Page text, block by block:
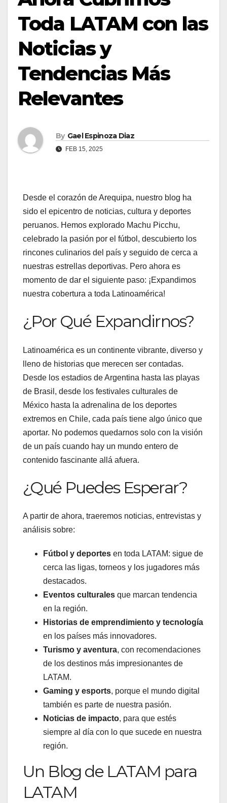
Toda LATAM con las
Noticias y
Tendencias Más
Relevantes
By Gael Espinoza Diaz
FEB 15, 2025
Desde el corazón de Arequipa, nuestro blog ha
sido el epicentro de noticias, cultura y deportes
peruanos. Hemos explorado Machu Picchu,
celebrado la pasión por el fútbol, descubierto los
rincones culinarios del país y seguido de cerca a
nuestras estrellas deportivas. Pero ahora es
momento de dar el siguiente paso: ¡Expandimos
nuestra cobertura a toda Latinoamérica!
¿Por Qué Expandirnos?
Latinoamérica es un continente vibrante, diverso y
lleno de historias que merecen ser contadas.
Desde los estadios de Argentina hasta las playas
de Brasil, desde los festivales culturales de
México hasta la adrenalina de los deportes
extremos en Chile, cada país tiene algo único que
aportar. No podemos quedarnos solo con la visión
de un país cuando hay un mundo entero de
contenido fascinante allá afuera.
¿Qué Puedes Esperar?
A partir de ahora, traeremos noticias, entrevistas y
análisis sobre:
Fútbol y deportes en toda LATAM: sigue de
cerca las ligas, torneos y los jugadores más
destacados.
Eventos culturales que marcan tendencia
en la región.
Historias de emprendimiento y tecnología
en los países más innovadores.
Turismo y aventura, con recomendaciones
de los destinos más impresionantes de
LATAM.
Gaming y esports, porque el mundo digital
también es parte de nuestra pasión.
Noticias de impacto, para que estés
siempre al día con lo que sucede en nuestra
región.
Un Blog de LATAM para
LATAM